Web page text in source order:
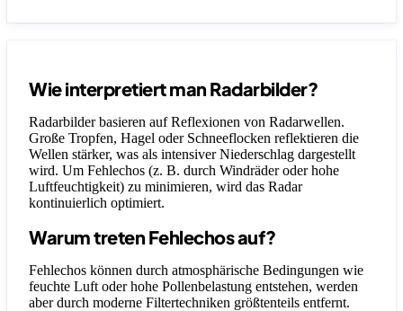
Wie interpretiert man Radarbilder?
Radarbilder basieren auf Reflexionen von Radarwellen.
Große Tropfen, Hagel oder Schneeflocken reflektieren die
Wellen stärker, was als intensiver Niederschlag dargestellt
wird. Um Fehlechos (z. B. durch Windräder oder hohe
Luftfeuchtigkeit) zu minimieren, wird das Radar
kontinuierlich optimiert.
Warum treten Fehlechos auf?
Fehlechos können durch atmosphärische Bedingungen wie
feuchte Luft oder hohe Pollenbelastung entstehen, werden
aber durch moderne Filtertechniken größtenteils entfernt.